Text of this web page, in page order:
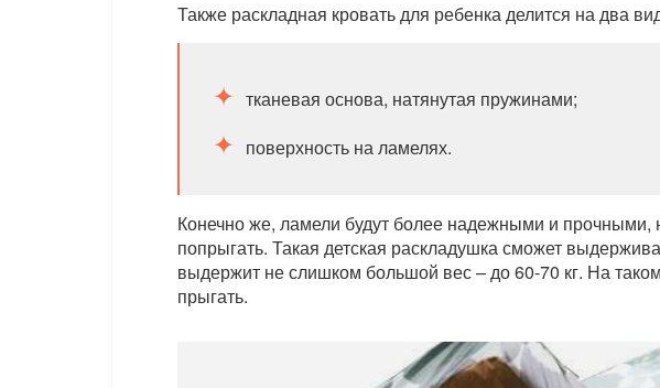
Также раскладная кровать для ребенка делится на два
тканевая основа, натянутая пружинами;
поверхность на ламелях.
Конечно же, ламели будут более надежными и прочными,
попрыгать. Такая детская раскладушка сможет
выдержит не слишком большой вес – до 60-70 кг. На
прыгать.